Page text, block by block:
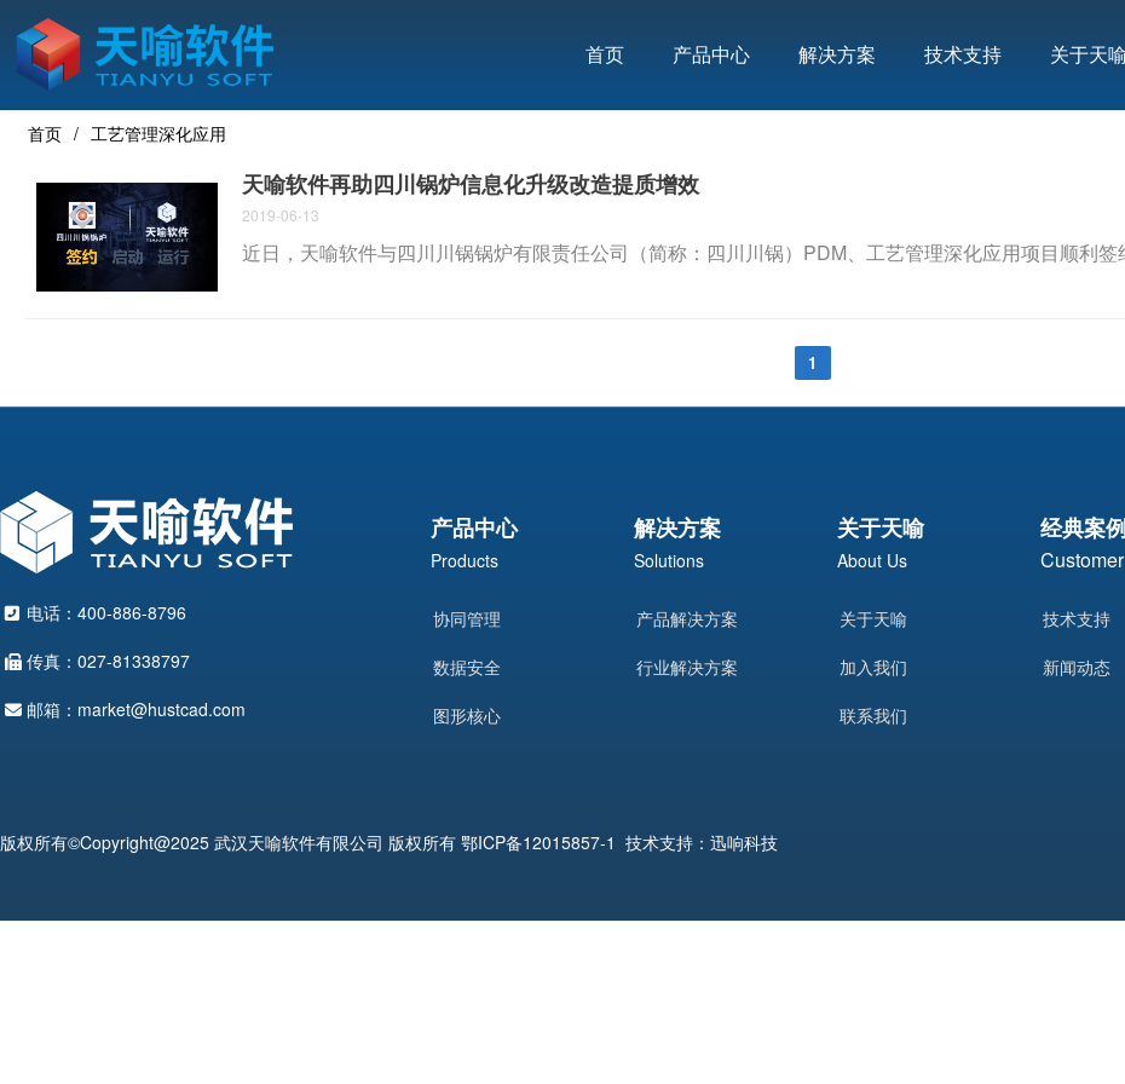
首页 产品中心 解决方案 技术支持 关于天喻
首页 工艺管理深化应用
天喻软件再助四川锅炉信息化升级改造提质增效
2019-06-13
近日，天喻软件与四川川锅锅炉有限责任公司（简称：四川川锅）PDM、工艺管理深化应用项目顺利签
1
产品中心
Products
解决方案
Solutions
关于天喻
About Us
经典案
电话：400-886-8796
传真：027-81338797
邮箱：market@hustcad.com
协同管理
数据安全
图形核心
产品解决方案
行业解决方案
关于天喻
加入我们
联系我们
技术支持
新闻动态
版权所有©Copyright@2025 武汉天喻软件有限公司 版权所有 鄂ICP备12015857-1 技术支持：迅响科技